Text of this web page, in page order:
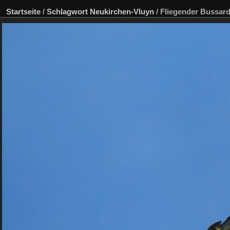
Startseite / Schlagwort Neukirchen-Vluyn / Fliegender Bussard